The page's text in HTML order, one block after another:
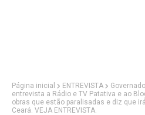
Página inicial ENTREVISTA
entrevista a Rádio e TV Patativa e ao
obras que estão paralisadas e diz que
Ceará. VEJA ENTREVISTA.